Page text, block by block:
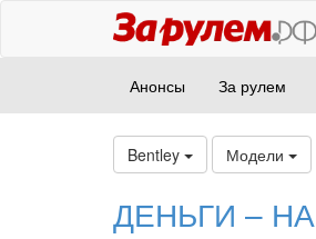
Анонсы За рулем
Bentley Модели
ДЕНЬГИ –